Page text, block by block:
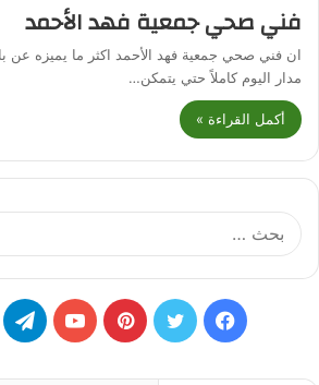
فني صحي جمعية فهد الأحمد
ان فني صحي جمعية فهد الأحمد اكثر ما يميزه عن
مدار اليوم كاملاً حتي يتمكن…
أكمل القراءة »
فيسبوكتويتر بينتيريستيوتيوب